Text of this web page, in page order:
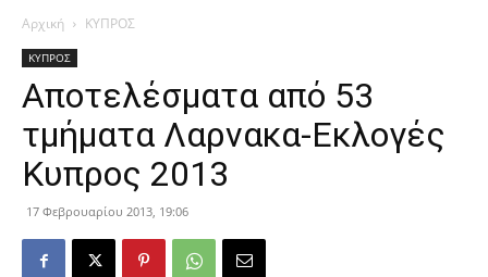
Αρχική ΚΥΠΡΟΣ
ΚΥΠΡΟΣ
Αποτελέσματα από 53
τμήματα Λαρνακα-Εκλογές
Κυπρος 2013
17 Φεβρουαρίου 2013, 19:06